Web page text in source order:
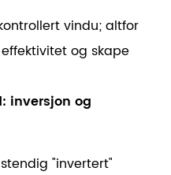
vindu; altfor
og skape
inversjon og
"invertert"